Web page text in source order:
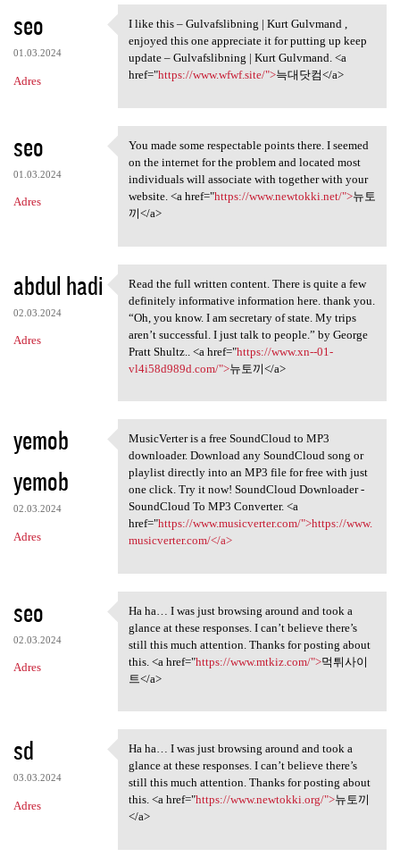
K
o
m
e
t
a
r
seo
01.03.2024
Adres
I like this – Gulvafslibning
I like this – Gulvafslibning | Kurt Gulvmand ,
enjoyed this one appreciate it for putting up keep
update – Gulvafslibning | Kurt Gulvmand. <a
href="https://www.wfwf.site/">늑대닷컴</a>
seo
01.03.2024
Adres
You made some respectable
You made some respectable points there. I seemed
on the internet for the problem and located most
individuals will associate with together with your
website. <a href="https://www.newtokki.net/">뉴토
끼</a>
abdul hadi
02.03.2024
Adres
Read the full written content
Read the full written content. There is quite a few
definitely informative information here. thank you.
“Oh, you know. I am secretary of state. My trips
aren’t successful. I just talk to people.” by George
Pratt Shultz.. <a href="https://www.xn--01-
vl4i58d989d.com/">뉴토끼</a>
yemob
yemob
02.03.2024
Adres
MusicVerter is a free
MusicVerter is a free SoundCloud to MP3
downloader. Download any SoundCloud song or
playlist directly into an MP3 file for free with just
one click. Try it now! SoundCloud Downloader -
SoundCloud To MP3 Converter. <a
href="https://www.musicverter.com/">https://www.
musicverter.com/</a>
seo
02.03.2024
Adres
Ha ha… I was just browsing
Ha ha… I was just browsing around and took a
glance at these responses. I can’t believe there’s
still this much attention. Thanks for posting about
this. <a href="https://www.mtkiz.com/">먹튀사이
트</a>
sd
03.03.2024
Adres
Ha ha… I was just browsing
Ha ha… I was just browsing around and took a
glance at these responses. I can’t believe there’s
still this much attention. Thanks for posting about
this. <a href="https://www.newtokki.org/">뉴토끼
</a>